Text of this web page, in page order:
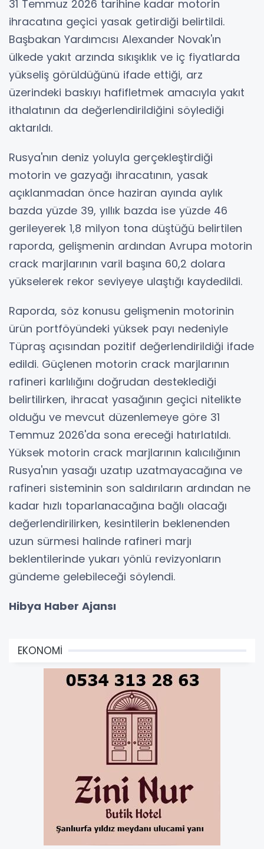
31 Temmuz 2026 tarihine kadar motorin
ihracatına geçici yasak getirdiği belirtildi.
Başbakan Yardımcısı Alexander Novak'ın
ülkede yakıt arzında sıkışıklık ve iç fiyatlarda
yükseliş görüldüğünü ifade ettiği, arz
üzerindeki baskıyı hafifletmek amacıyla yakıt
ithalatının da değerlendirildiğini söylediği
aktarıldı.
Rusya'nın deniz yoluyla gerçekleştirdiği
motorin ve gazyağı ihracatının, yasak
açıklanmadan önce haziran ayında aylık
bazda yüzde 39, yıllık bazda ise yüzde 46
gerileyerek 1,8 milyon tona düştüğü belirtilen
raporda, gelişmenin ardından Avrupa motorin
crack marjlarının varil başına 60,2 dolara
yükselerek rekor seviyeye ulaştığı kaydedildi.
Raporda, söz konusu gelişmenin motorinin
ürün portföyündeki yüksek payı nedeniyle
Tüpraş açısından pozitif değerlendirildiği ifade
edildi. Güçlenen motorin crack marjlarının
rafineri karlılığını doğrudan desteklediği
belirtilirken, ihracat yasağının geçici nitelikte
olduğu ve mevcut düzenlemeye göre 31
Temmuz 2026'da sona ereceği hatırlatıldı.
Yüksek motorin crack marjlarının kalıcılığının
Rusya'nın yasağı uzatıp uzatmayacağına ve
rafineri sisteminin son saldırıların ardından ne
kadar hızlı toparlanacağına bağlı olacağı
değerlendirilirken, kesintilerin beklenenden
uzun sürmesi halinde rafineri marjı
beklentilerinde yukarı yönlü revizyonların
gündeme gelebileceği söylendi.
Hibya Haber Ajansı
EKONOMİ